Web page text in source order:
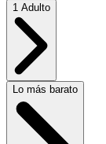
1 Adulto
Lo más barato